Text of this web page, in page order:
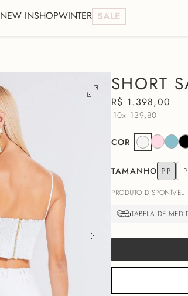
NEW INSHOPWINTER SALE
SHORT
R$ 1.398,00
10x 139,80
COR
TAMANHO PP P
PRODUTO DISPONÍVEL